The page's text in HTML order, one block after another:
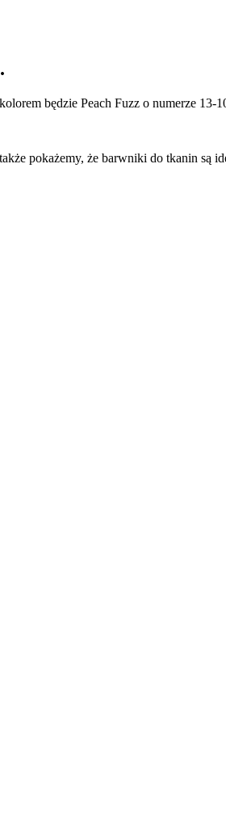
będzie Peach Fuzz o numerze 13-
pokażemy, że barwniki do tkanin są